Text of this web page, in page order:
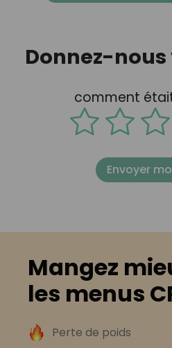
Donnez-
comment
Envoyer
Mangez
les menus
Perte de poids